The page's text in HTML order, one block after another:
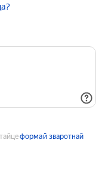
формай зваротнай